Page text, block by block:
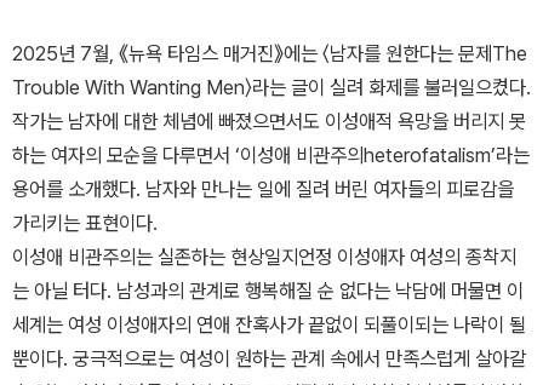
2025년 7월, 《뉴욕 타임스 매거진》에는 〈남자를 원한다는 문제The
Trouble With Wanting Men〉라는 글이 실려 화제를 불러일으켰다.
작가는 남자에 대한 체념에 빠졌으면서도 이성애적 욕망을 버리지 못
하는 여자의 모순을 다루면서 ‘이성애 비관주의heterofatalism’라는
용어를 소개했다. 남자와 만나는 일에 질려 버린 여자들의 피로감을
가리키는 표현이다.
이성애 비관주의는 실존하는 현상일지언정 이성애자 여성의 종착지
는 아닐 터다. 남성과의 관계로 행복해질 순 없다는 낙담에 머물면 이
세계는 여성 이성애자의 연애 잔혹사가 끝없이 되풀이되는 나락이 될
뿐이다. 궁극적으로는 여성이 원하는 관계 속에서 만족스럽게 살아갈